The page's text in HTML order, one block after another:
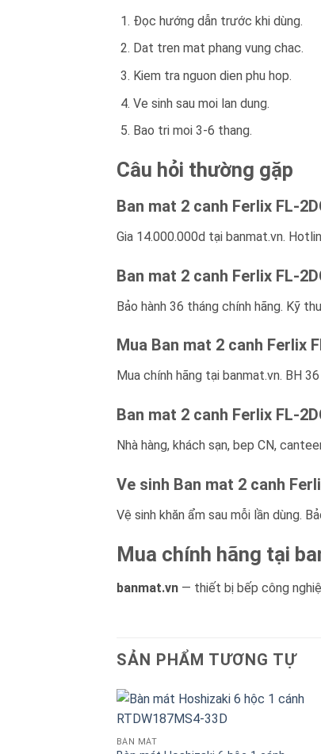
Đọc hướng dẫn trước khi dùng.
Dat tren mat phang vung chac.
Kiem tra nguon dien phu hop.
Ve sinh sau moi lan dung.
Bao tri moi 3-6 thang.
Câu hỏi thường gặp
Ban mat 2 canh Ferlix FL-
Gia 14.000.000d tại banmat.vn.
Ban mat 2 canh Ferlix FL-
Bảo hành 36 tháng chính hãng. Kỹ
Mua Ban mat 2 canh Ferlix
Mua chính hãng tại banmat.vn. BH
Ban mat 2 canh Ferlix FL-
Nhà hàng, khách sạn, bep CN,
Ve sinh Ban mat 2 canh
Vệ sinh khăn ẩm sau mỗi lần dùng.
Mua chính hãng tại
banmat.vn — thiết bị bếp công
SẢN PHẨM TƯƠNG TỰ
BÀN MÁT